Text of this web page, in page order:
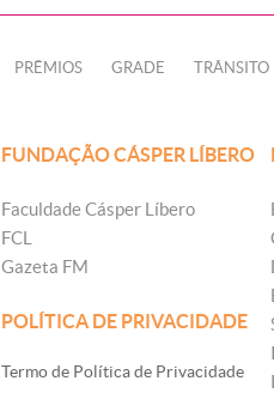
PRÊMIOS GRADE TRÂNSITO
FUNDAÇÃO CÁSPER LÍBERO
Faculdade Cásper Líbero
FCL
Gazeta FM
POLÍTICA DE PRIVACIDADE
Termo de Política de Privacidade